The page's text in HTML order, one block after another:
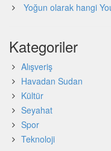
Yoğun olarak hangi
Kategoriler
Alışveriş
Havadan Sudan
Kültür
Seyahat
Spor
Teknoloji